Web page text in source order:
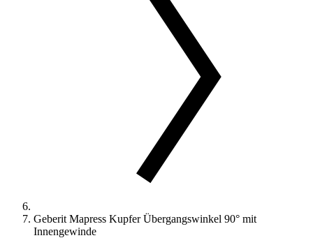
Geberit Mapress Kupfer Übergangswinkel 90° mit
Innengewinde